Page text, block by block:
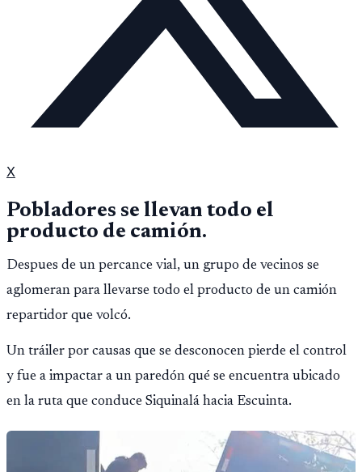
X
Pobladores se llevan todo el
producto de camión.
Despues de un percance vial, un grupo de vecinos se
aglomeran para llevarse todo el producto de un camión
repartidor que volcó.
Un tráiler por causas que se desconocen pierde el control
y fue a impactar a un paredón qué se encuentra ubicado
en la ruta que conduce Siquinalá hacia Escuinta.